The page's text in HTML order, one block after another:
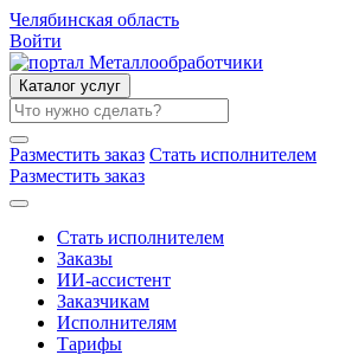
Челябинская область
Войти
Каталог услуг
Разместить заказ Стать исполнителем
Разместить заказ
Стать исполнителем
Заказы
ИИ-ассистент
Заказчикам
Исполнителям
Тарифы